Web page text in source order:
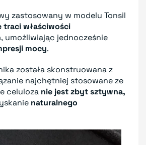
zastosowany w modelu Tonsil
traci właściwości
, umożliwiając jednocześnie
mocy.
została skonstruowana z
najchętniej stosowane ze
celuloza nie jest zbyt sztywna,
naturalnego